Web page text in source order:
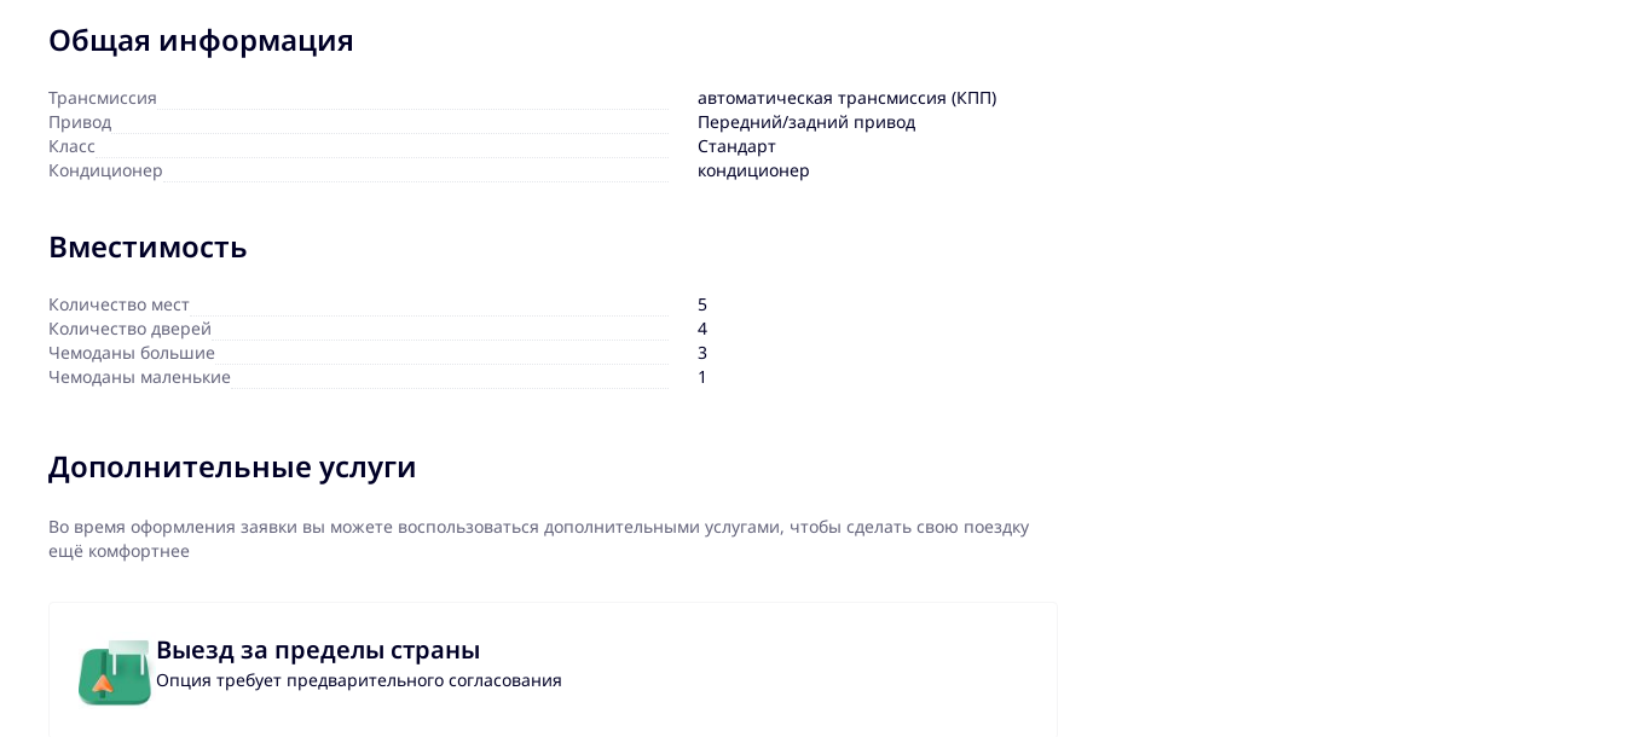
Общая информация
Трансмиссия
автоматическая трансмиссия (КПП)
Привод
Передний/задний привод
Класс
Стандарт
Кондиционер
кондиционер
Вместимость
Количество мест
5
Количество дверей
4
Чемоданы большие
3
Чемоданы маленькие
1
Дополнительные услуги
Во время оформления заявки вы можете воспользоваться дополнительными услугами, чтобы сделать свою поездку
ещё комфортнее
Выезд за пределы страны
Опция требует предварительного согласования